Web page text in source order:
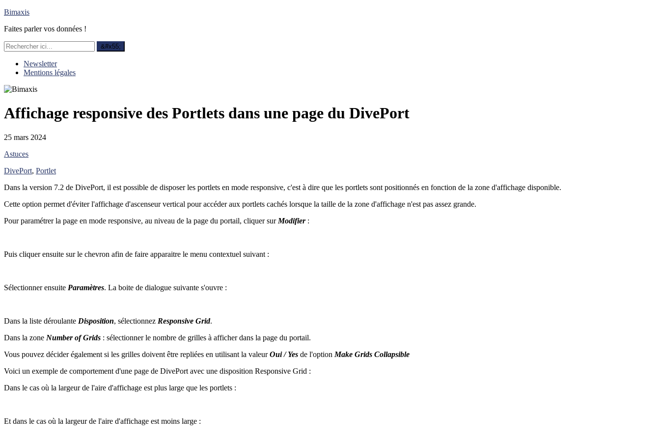
Bimaxis
Faites parler vos données !
Newsletter
Mentions légales
Affichage responsive des Portlets dans une page du DivePort
25 mars 2024
Astuces
DivePort, Portlet
Dans la version 7.2 de DivePort, il est possible de disposer les portlets en mode responsive, c'est à dire que les portlets sont positionnés en fonction de la zone d'affichage disponible.
Cette option permet d'éviter l'affichage d'ascenseur vertical pour accéder aux portlets cachés lorsque la taille de la zone d'affichage n'est pas assez grande.
Pour paramétrer la page en mode responsive, au niveau de la page du portail, cliquer sur Modifier:
Puis cliquer ensuite sur le chevron afin de faire apparaitre le menu contextuel suivant :
Sélectionner ensuite Paramètres. La boite de dialogue suivante s'ouvre :
Dans la liste déroulante Disposition, sélectionnez Responsive Grid.
Dans la zone Number of Grids : sélectionner le nombre de grilles à afficher dans la page du portail.
Vous pouvez décider également si les grilles doivent être repliées en utilisant la valeurOui / Yes de l'option Make Grids Collapsible
Voici un exemple de comportement d'une page de DivePort avec une disposition Responsive Grid :
Dans le cas où la largeur de l'aire d'affichage est plus large que les portlets :
Et dans le cas où la largeur de l'aire d'affichage est moins large :